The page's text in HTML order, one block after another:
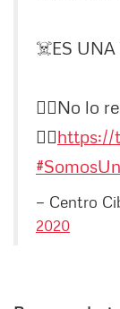
☠️ES
✋🏼No lo
👉🏼https://
— Centro
2020